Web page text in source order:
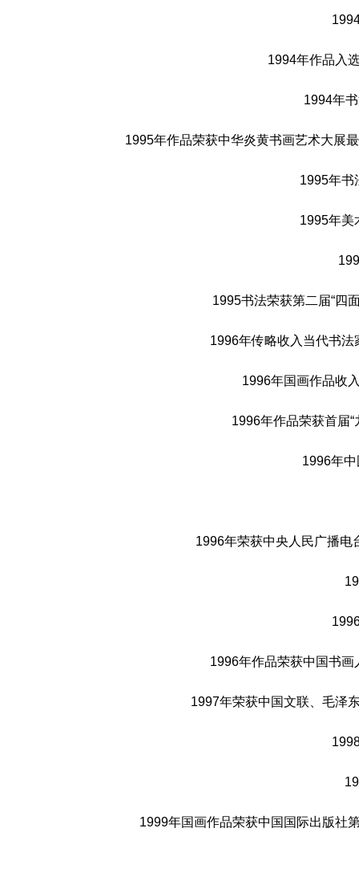
1994年作品入
1994年
1995年作品荣获中华炎黄书画艺术大展
1995年书
1995年美
1995书法荣获第二届“四
1996年传略收入当代书
1996年国画作品收
1996年作品荣获首届
1996年
1996年荣获中央人民广播电
1996年作品荣获中国书
1997年荣获中国文联、毛泽
1999年国画作品荣获中国国际出版社